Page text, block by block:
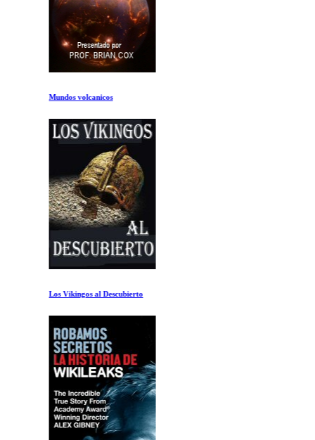
Mundos volcanicos
Los Vikingos al Descubierto